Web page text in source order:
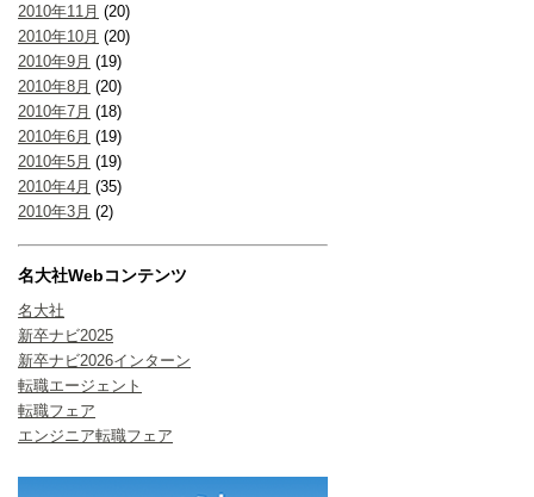
2010年11月 (20)
2010年10月 (20)
2010年9月 (19)
2010年8月 (20)
2010年7月 (18)
2010年6月 (19)
2010年5月 (19)
2010年4月 (35)
2010年3月 (2)
名大社Webコンテンツ
名大社
新卒ナビ2025
新卒ナビ2026インターン
転職エージェント
転職フェア
エンジニア転職フェア